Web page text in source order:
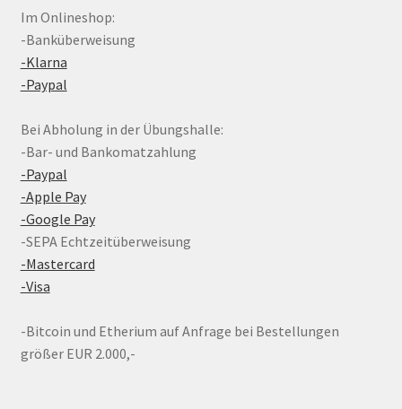
Im Onlineshop:
-Banküberweisung
-Klarna
-Paypal
Bei Abholung in der Übungshalle:
-Bar- und Bankomatzahlung
-Paypal
-Apple Pay
-Google Pay
-SEPA Echtzeitüberweisung
-Mastercard
-Visa
-Bitcoin und Etherium auf Anfrage bei Bestellungen
größer EUR 2.000,-